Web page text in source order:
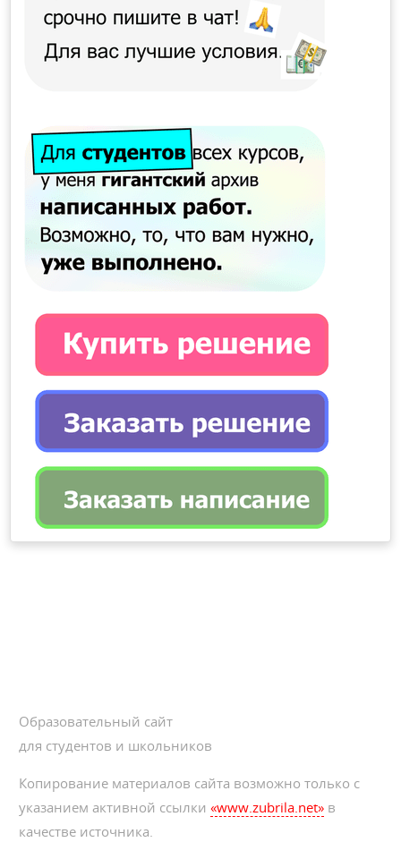
Образовательный сайт
для студентов и школьников
Копирование материалов сайта возможно только с
указанием активной ссылки«www.zubrila.net» в
качестве источника.